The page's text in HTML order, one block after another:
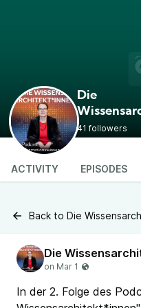
Die
41 followers
ACTIVITY EPISODES
Back to Die
In der 2. Folge des